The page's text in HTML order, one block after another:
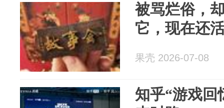
被骂烂俗，
它，现在还
果壳 2026-07-08
知乎“游戏回